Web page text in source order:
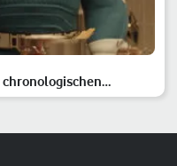
chronologischen